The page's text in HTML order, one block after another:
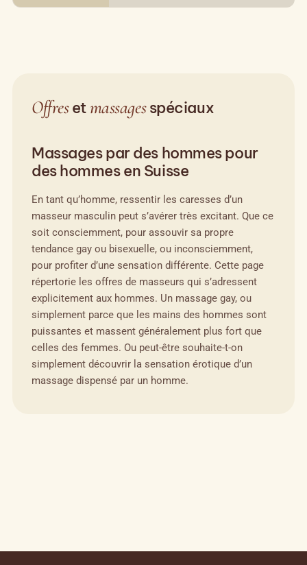
Offresetmassagesspéciaux
Massages par des hommes pour
des hommes en Suisse
En tant qu’homme, ressentir les caresses d’un
masseur masculin peut s’avérer très excitant. Que ce
soit consciemment, pour assouvir sa propre
tendance gay ou bisexuelle, ou inconsciemment,
pour profiter d’une sensation différente. Cette page
répertorie les offres de masseurs qui s’adressent
explicitement aux hommes. Un massage gay, ou
simplement parce que les mains des hommes sont
puissantes et massent généralement plus fort que
celles des femmes. Ou peut-être souhaite-t-on
simplement découvrir la sensation érotique d’un
massage dispensé par un homme.